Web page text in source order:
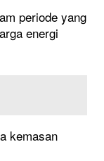
periode yang
energi
kemasan